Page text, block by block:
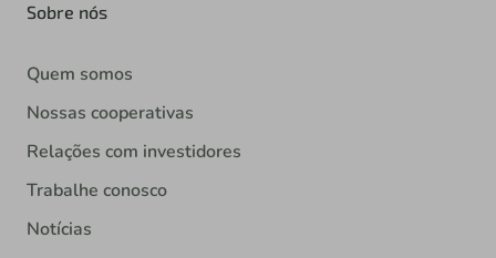
Sobre nós
Quem somos
Nossas cooperativas
Relações com investidores
Trabalhe conosco
Notícias